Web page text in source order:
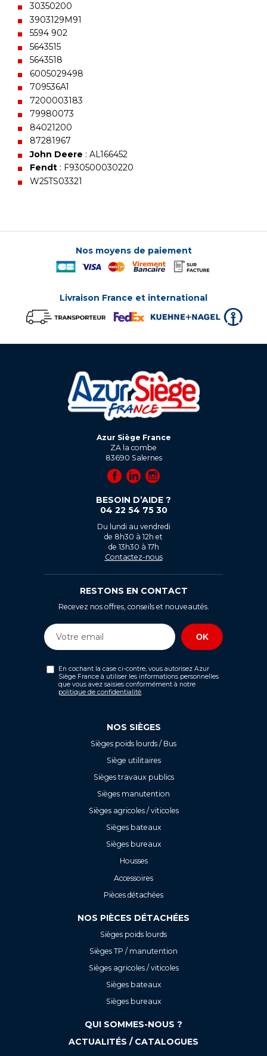
30350200
3903129M91
5594 902
5643515
5643518
6005029498
709536A1
7200003183
79980073
84021200
87281967
John Deere : AL166452
Fendt : F930500030220
W25TS03321
Nos moyens de paiement
Livraison France et international
Azur Siège France
ZA la combe
83690 Salernes
BESOIN D’AIDE ?
04 22 54 75 30
Du lundi au vendredi
de 8h30 à 12h et
de 13h30 à 17h
Contactez-nous
RESTONS EN CONTACT
Recevez nos offres, conseils et nouveautés.
En cochant la case ci-contre, vous autorisez Azur
Siège France à utiliser les informations personnelles
que vous avez saisies conformément à notre
politique de confidentialité
NOS SIÈGES
Sièges poids lourds / Bus
Siège utilitaires
Sièges travaux publics
Sièges manutention
Sièges agricoles / viticoles
Sièges bateaux
Sièges bureaux
Housses
Accessoires
Pièces détachées
NOS PIÈCES DÉTACHÉES
Sièges poids lourds
Sièges TP / manutention
Sièges agricoles / viticoles
Sièges bateaux
Sièges bureaux
QUI SOMMES-NOUS ?
ACTUALITÉS / CATALOGUES